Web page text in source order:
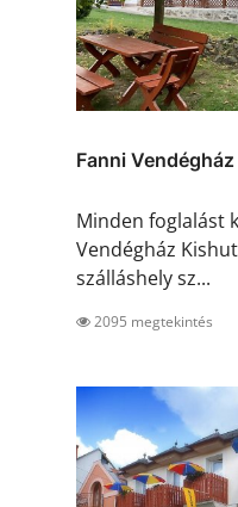
Fanni
Minden foglalást
Vendégház
szálláshely sz...
2095 megtekintés